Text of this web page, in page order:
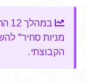
מניות סחיר"
הקבוצתי.